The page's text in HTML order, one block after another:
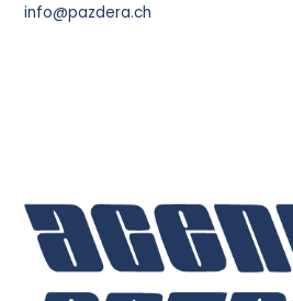
info@pazdera.ch